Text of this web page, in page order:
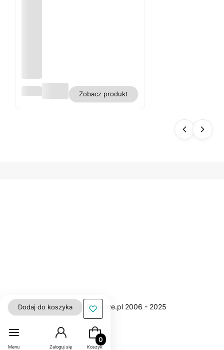
s
Zobacz produkt
Dodaj do koszyka
Menu Zaloguj się
Produkty w koszyku: 0. Zobacz
Koszyk